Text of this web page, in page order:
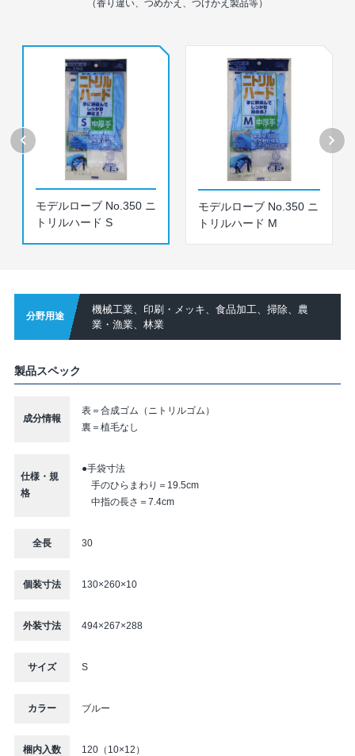
（香り違い、つめかえ、つけかえ製品等）
モデルローブ No.350 ニ
トリルハード S
モデルローブ No.350 ニ
トリルハード M
分野用途
機械工業、印刷・メッキ、食品加工、掃除、農
業・漁業、林業
製品スペック
成分情報
表＝合成ゴム（ニトリルゴム）
裏＝植毛なし
仕様・規
格
●手袋寸法
手のひらまわり＝19.5cm
中指の長さ＝7.4cm
全長 30
個装寸法 130×260×10
外装寸法 494×267×288
サイズ S
カラー ブルー
梱内入数 120（10×12）